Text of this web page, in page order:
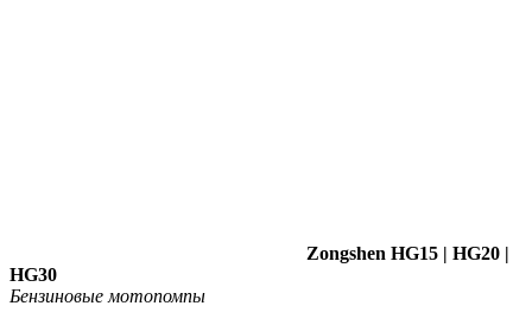
Zongshen HG15 | HG20 |
HG30
Бензиновые мотопомпы